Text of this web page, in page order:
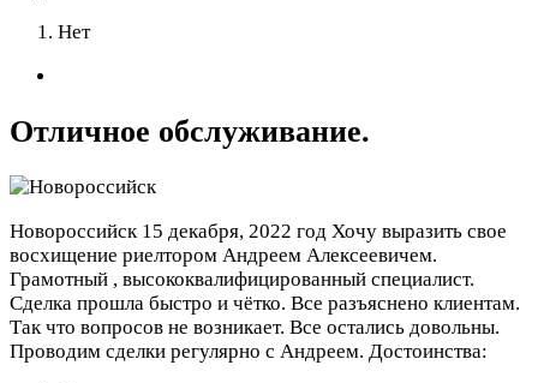
Нет
Отличное обслуживание.
Новороссийск 15 декабря, 2022 год Хочу выразить свое
восхищение риелтором Андреем Алексеевичем.
Грамотный , высококвалифицированный специалист.
Сделка прошла быстро и чётко. Все разъяснено клиентам.
Так что вопросов не возникает. Все остались довольны.
Проводим сделки регулярно с Андреем. Достоинства: